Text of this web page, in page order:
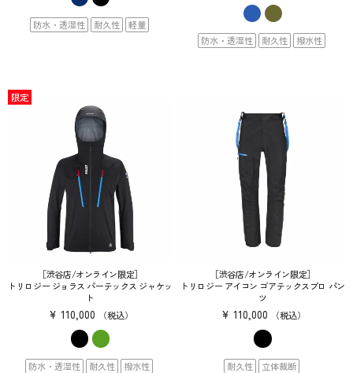
防水・透湿性 耐久性 軽量
防水・透湿性 耐久性 撥水性
［渋谷店/オンライン限定］
トリロジー ジョラス パーテックス ジャケッ
ト
¥ 110,000 税込
限定
防水・透湿性 耐久性 撥水性
［渋谷店/オンライン限定］
トリロジー アイコン ゴアテックスプロ パン
ツ
¥ 110,000 税込
耐久性 立体裁断